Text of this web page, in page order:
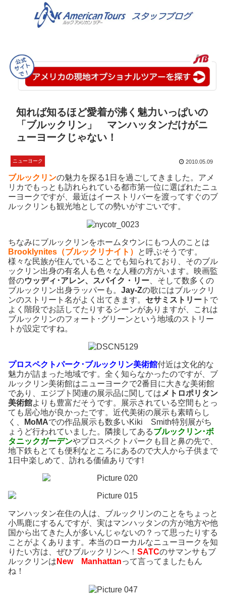
知れば知るほど愛着が沸く魅力いっぱいの
「ブルックリン」 マンハッタンだけがニ
ューヨークじゃない！
ニューヨーク 2010.05.09
ブルックリンの魅力を探る1日を過ごしてきました。アメ
リカでもっとも訪れられている都市第一位に選ばれたニュ
ーヨークですが、最近はイーストリバーを渡ってすぐのブ
ルックリンも観光地としての勢いがすごいです。
ちなみにブルックリンをホームタウンにもつ人のことは
Brooklynites（ブルックリナイト）
と呼ぶそうです。
様々な民族が住んでいることでも知られており、そのブル
ックリン出身の有名人も色々な人種の方がいます。映画監
督のウッディ･アレン、スパイク・リー 、そして数多くの
ブルックリン出身ラッパーも。 Jay-Zの歌にはブルックリ
ンのストリート名がよく出てきます。 セサミストリー トで
よく階段でお話してたりするシーンがありますが、これは
ブルックリンのフォート･グリーンという地域のストリー
トが設定ですね。
プロスペクトパーク･ブルックリン美術館付近は文化的な
魅力が詰まった地域です。全く知らなかったのですが、ブ
ルックリン美術館はニューヨークで2番目に大きな美術館
であり、エジプト関連の展示品に関してはメトロポリタン
美術館よりも豊富だそうです。展示されている空間もとっ
ても居心地が良かったです。近代美術の展示も素晴らし
く、
MoMAでの作品展示も数多いKiki Smith特別展がち
ょうど行われていました。隣接してあるブルックリン･ボ
タニックガーデンやプロスペクトパークも目と鼻の先で、
地下鉄もとても便利なところにあるので大人から子供まで
1日中楽しめて、訪れる価値ありです!
マンハッタン在住の人は、ブルックリンのことをちょっと
小馬鹿にするんですが、実はマンハッタンの方が地方や他
国から出てきた人が多いんじゃないの？って思ったりする
ことがよくあります。本当のローカルなニューヨークを知
りたい方は、ぜひブルックリンへ！ SATCのサマンサもブ
ルックリンは New Manhattanって言ってましたもん
ね！